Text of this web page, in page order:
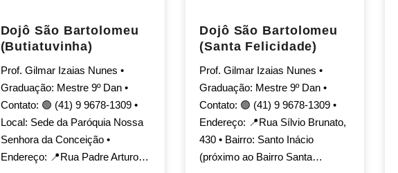
Dojô São Bartolomeu
(Butiatuvinha)
Prof. Gilmar Izaias Nunes •
Graduação: Mestre 9º Dan •
Contato: 🟢 (41) 9 9678-1309 •
Local: Sede da Paróquia Nossa
Senhora da Conceição •
Endereço: 📍Rua Padre Arturo…
Dojô São Bartolomeu
(Santa Felicidade)
Prof. Gilmar Izaias Nunes •
Graduação: Mestre 9º Dan •
Contato: 🟢 (41) 9 9678-1309 •
Endereço: 📍Rua Sílvio Brunato,
430 • Bairro: Santo Inácio
(próximo ao Bairro Santa…